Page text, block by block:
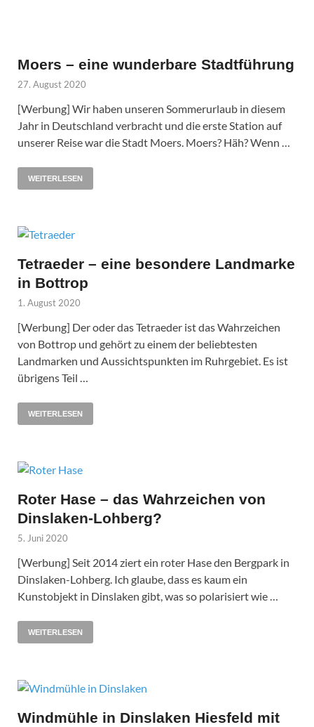
Moers – eine wunderbare Stadtführung
27. August 2020
[Werbung] Wir haben unseren Sommerurlaub in diesem
Jahr in Deutschland verbracht und die erste Station auf
unserer Reise war die Stadt Moers. Moers? Häh? Wenn …
WEITERLESEN
Tetraeder – eine besondere Landmarke
in Bottrop
1. August 2020
[Werbung] Der oder das Tetraeder ist das Wahrzeichen
von Bottrop und gehört zu einem der beliebtesten
Landmarken und Aussichtspunkten im Ruhrgebiet. Es ist
übrigens Teil …
WEITERLESEN
Roter Hase – das Wahrzeichen von
Dinslaken-Lohberg?
5. Juni 2020
[Werbung] Seit 2014 ziert ein roter Hase den Bergpark in
Dinslaken-Lohberg. Ich glaube, dass es kaum ein
Kunstobjekt in Dinslaken gibt, was so polarisiert wie …
WEITERLESEN
Windmühle in Dinslaken Hiesfeld mit